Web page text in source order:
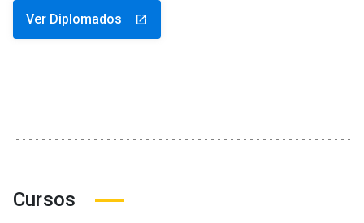
Ver Diplomados launch
Cursos